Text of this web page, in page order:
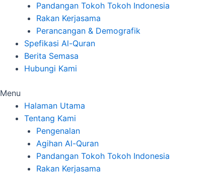
Pandangan Tokoh Tokoh Indonesia
Rakan Kerjasama
Perancangan & Demografik
Spefikasi Al-Quran
Berita Semasa
Hubungi Kami
Menu
Halaman Utama
Tentang Kami
Pengenalan
Agihan Al-Quran
Pandangan Tokoh Tokoh Indonesia
Rakan Kerjasama